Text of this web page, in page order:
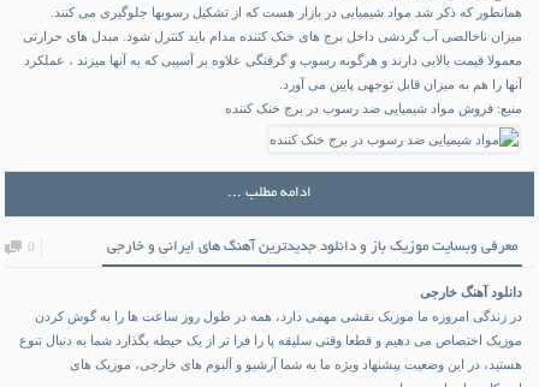
همانطور که ذکر شد مواد شیمیایی در بازار هست که از تشکیل رسوبها جلوگیری می کنند.
میزان ناخالصی آب گردشی داخل برج های خنک کننده مدام باید کنترل شود. مبدل های حرارتی
معمولا قیمت بالایی دارند و هرگونه رسوب و گرفتگی علاوه بر آسیبی که به آنها میزند ، عملکرد
آنها را هم به میزان قابل توجهی پایین می آورد.
منبع:فروش مواد شیمیایی ضد رسوب در برج خنک کننده
ادامه مطلب ...
معرفی وبسایت موزیک باز و دانلود جدیدترین آهنگ های ایرانی و خارجی 0
دانلود آهنگ خارجی
در زندگی امروزه ما موزیک نقشی مهمی دارد، همه در طول روز ساعت ها را به گوش کردن
موزیک اختصاص می دهیم و قطعا وقتی سلیقه پا را فرا تر از یک حیطه بگذارد شما به دنبال تنوع
هستید، در این وضعیت پیشنهاد ویژه ما به شما آرشیو و آلبوم های خارجی، موزیک های